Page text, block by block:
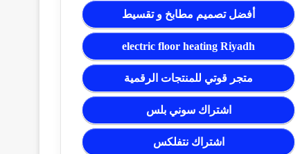
أفضل تصميم مطابخ و تقسيط
electric floor heating Riyadh
متجر قوتي للمنتجات الرقمية
اشتراك سوني بلس
اشتراك نتفلكس